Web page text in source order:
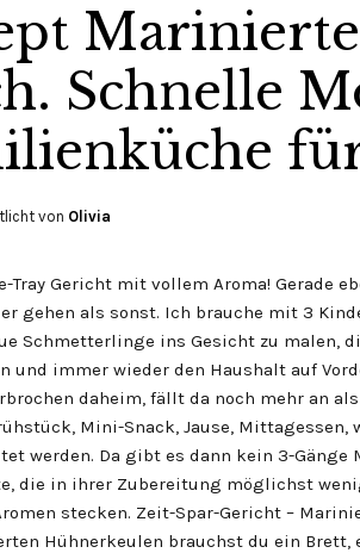
Schnelle
von Olivia
Tray Gericht mit vollem Aroma! Gerade
gehen als sonst. Ich brauche mit 3
Schmetterlinge ins Gesicht zu malen,
und immer wieder den Haushalt auf
daheim, fällt da noch mehr an
Mini-Snack, Jause,
werden. Da gibt es dann kein 3-
die in ihrer Zubereitung möglichst
stecken. Zeit-Spar-Gericht –
Hühnerkeulen brauchst du ein Brett,